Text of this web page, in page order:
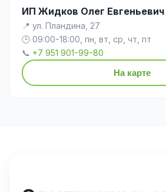
ИП Жидков Олег Евгеньевич
📍 ул. Пландина, 27
🕒 09:00-18:00, пн, вт, ср, чт, пт
📞 +7 951 901-99-80
На карте